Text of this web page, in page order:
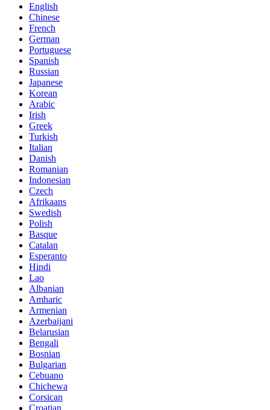
English
Chinese
French
German
Portuguese
Spanish
Russian
Japanese
Korean
Arabic
Irish
Greek
Turkish
Italian
Danish
Romanian
Indonesian
Czech
Afrikaans
Swedish
Polish
Basque
Catalan
Esperanto
Hindi
Lao
Albanian
Amharic
Armenian
Azerbaijani
Belarusian
Bengali
Bosnian
Bulgarian
Cebuano
Chichewa
Corsican
Croatian